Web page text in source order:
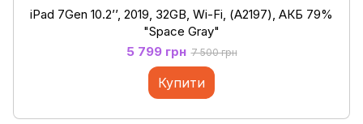
iPad 7Gen 10.2’’, 2019, 32GB, Wi-Fi, (А2197), АКБ 79%
"Space Gray"
5 799 грн 7 500 грн
Купити